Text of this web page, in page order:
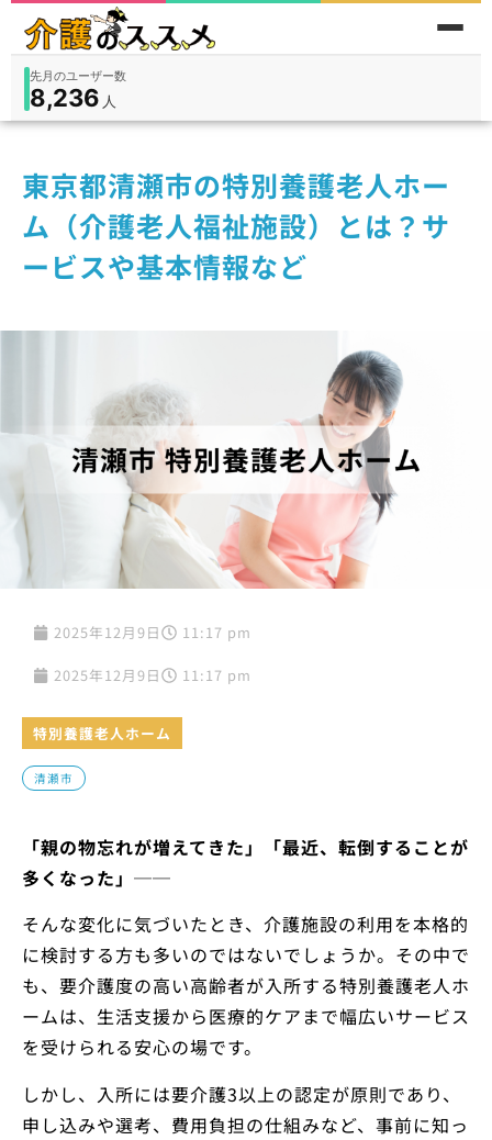
在宅9,360入所3,194
人
累計問い合わせ数
185件
東京都清瀬市の特別養護老人ホー
ム（介護老人福祉施設）とは？サ
ービスや基本情報など
2025年12月9日 11:17 pm
2025年12月9日 11:17 pm
特別養護老人ホーム
清瀬市
「親の物忘れが増えてきた」「最近、転倒することが
多くなった」──
そんな変化に気づいたとき、介護施設の利用を本格的
に検討する方も多いのではないでしょうか。その中で
も、要介護度の高い高齢者が入所する特別養護老人ホ
ームは、生活支援から医療的ケアまで幅広いサービス
を受けられる安心の場です。
しかし、入所には要介護3以上の認定が原則であり、
申し込みや選考、費用負担の仕組みなど、事前に知っ